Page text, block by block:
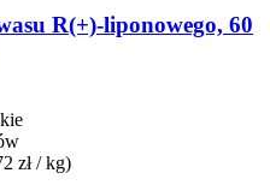
R(+)-​liponowego, 60
zł / kg)